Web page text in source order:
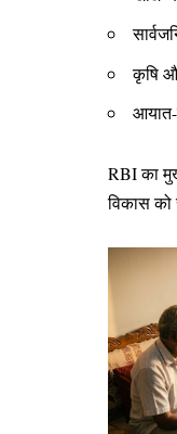
कृषि
आयात-
RBI का
विकास को